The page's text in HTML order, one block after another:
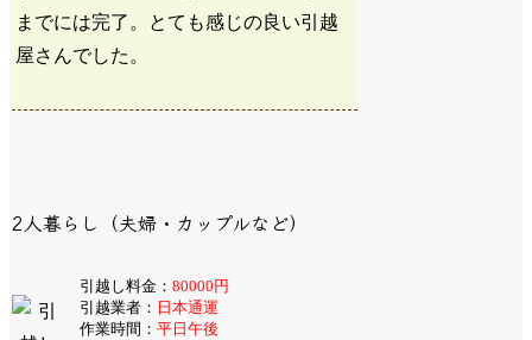
までには完了。とても感じの良い引越
屋さんでした。
2人暮らし（夫婦・カップルなど）
引越し料金： 80000円
引越業者： 日本通運
作業時間： 平日午後